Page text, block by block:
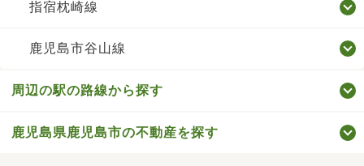
指宿枕崎線
鹿児島市谷山線
周辺の駅の路線から探す
鹿児島県鹿児島市の不動産を探す